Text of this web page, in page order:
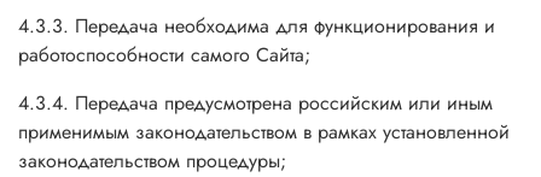
4.3.3. Передача необходима для функционирования и
работоспособности самого Сайта;
4.3.4. Передача предусмотрена российским или иным
применимым законодательством в рамках установленной
законодательством процедуры;